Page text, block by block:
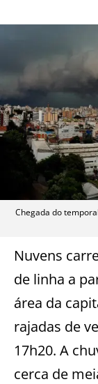
Chegada do
Nuvens
de linha a
área da
rajadas de
17h20. A
cerca de